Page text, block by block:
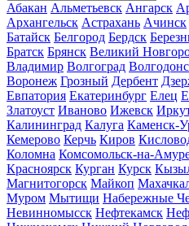
Абакан Альметьевск Ангарск
Архангельск Астрахань Ачинск
Батайск Белгород Бердск
Братск Брянск Великий
Владимир Волгоград
Воронеж Грозный Дербент
Евпатория Екатеринбург Елец
Златоуст Иваново Ижевск
Калининград Калуга Каменск-
Кемерово Керчь Киров
Коломна Комсомольск-на-
Красноярск Курган Курск
Магнитогорск Майкоп
Муром Мытищи Набережные
Невинномысск Нефтекамск